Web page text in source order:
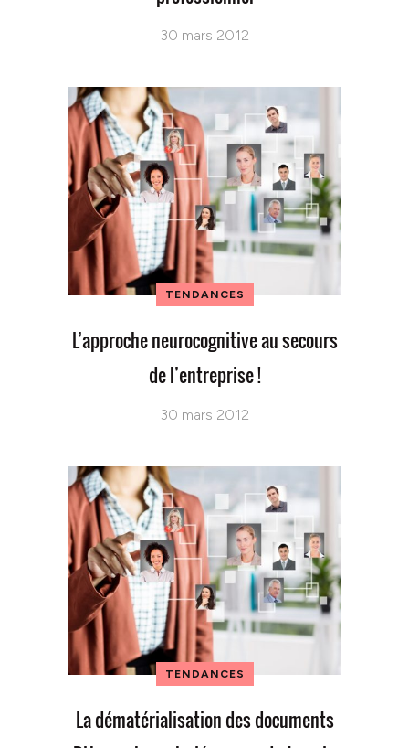
30 mars 2012
TENDANCES
L’approche neurocognitive au secours
de l’entreprise !
30 mars 2012
TENDANCES
La dématérialisation des documents